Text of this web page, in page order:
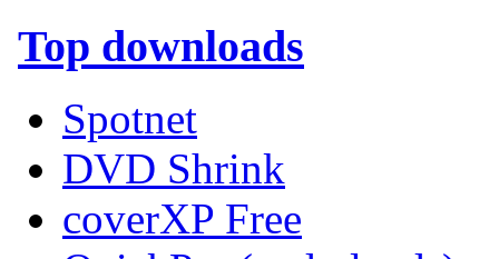
Top downloads
Spotnet
DVD Shrink
coverXP Free